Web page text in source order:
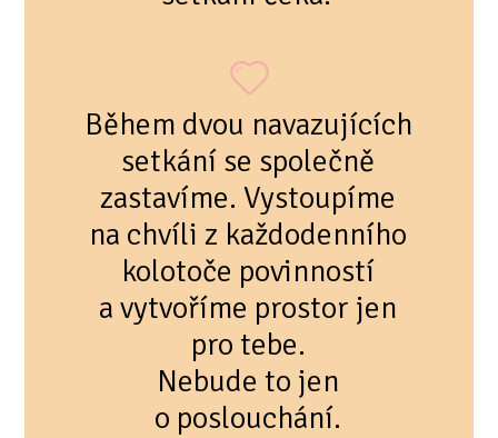
Během dvou navazujících
setkání se společně
zastavíme. Vystoupíme
na chvíli z každodenního
kolotoče povinností
a vytvoříme prostor jen
pro tebe.
Nebude to jen
o poslouchání.